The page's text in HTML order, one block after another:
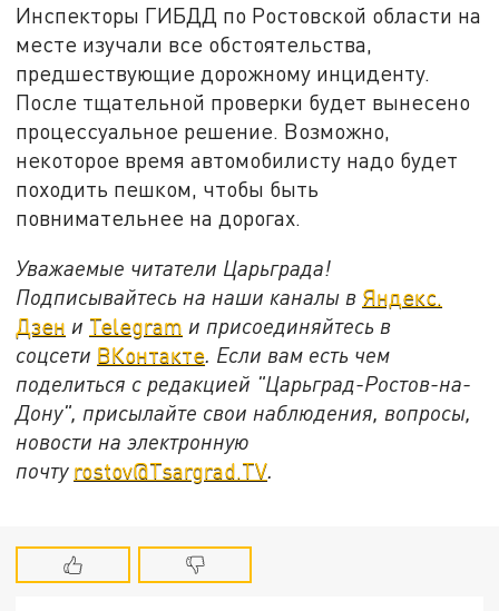
Инспекторы ГИБДД по Ростовской области на
месте изучали все обстоятельства,
предшествующие дорожному инциденту.
После тщательной проверки будет вынесено
процессуальное решение. Возможно,
некоторое время автомобилисту надо будет
походить пешком, чтобы быть
повнимательнее на дорогах.
Уважаемые читатели Царьграда!
Подписывайтесь на наши каналы в Яндекс.
Дзен и Telegram и присоединяйтесь в
соцсети ВКонтакте. Если вам есть чем
поделиться с редакцией "Царьград-Ростов-на-
Дону", присылайте свои наблюдения, вопросы,
новости на электронную
почту rostov@Tsargrad.ТV.